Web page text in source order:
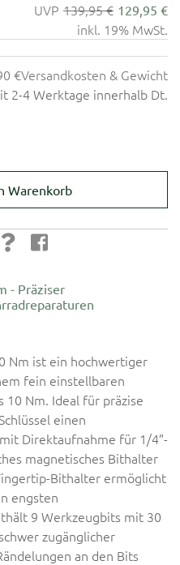
139,95 € 129,95 €
inkl. 19% MwSt.
€Versandkosten & Gewicht
2-4 Werktage innerhalb Dt.
Warenkorb
- Präziser
Nm ist ein hochwertiger
fein einstellbaren
Nm. Ideal für präzise
einen
Direktaufnahme für 1/4”-
magnetisches Bithalter
Bithalter ermöglicht
engsten
9 Werkzeugbits mit 30
zugänglicher
an den Bits